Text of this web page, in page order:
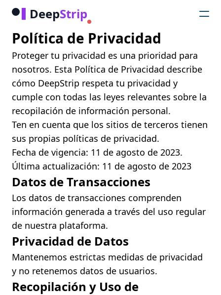
DeepStrip
Política de Privacidad
Proteger tu privacidad es una prioridad para
nosotros. Esta Política de Privacidad describe
cómo DeepStrip respeta tu privacidad y
cumple con todas las leyes relevantes sobre la
recopilación de información personal.
Ten en cuenta que los sitios de terceros tienen
sus propias políticas de privacidad.
Fecha de vigencia: 11 de agosto de 2023.
Última actualización: 11 de agosto de 2023
Datos de Transacciones
Los datos de transacciones comprenden
información generada a través del uso regular
de nuestra plataforma.
Privacidad de Datos
Mantenemos estrictas medidas de privacidad
y no retenemos datos de usuarios.
Recopilación y Uso de